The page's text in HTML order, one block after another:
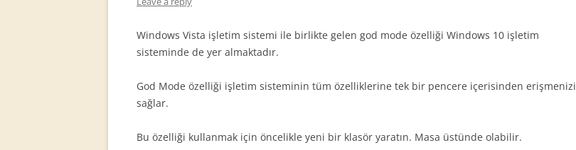
Windows Vista işletim sistemi ile birlikte gelen god mode özelliği Windows 10 işletim
sisteminde de yer almaktadır.
God Mode özelliği işletim sisteminin tüm özelliklerine tek bir pencere içerisinden erişmenizi
sağlar.
Bu özelliği kullanmak için öncelikle yeni bir klasör yaratın. Masa üstünde olabilir.